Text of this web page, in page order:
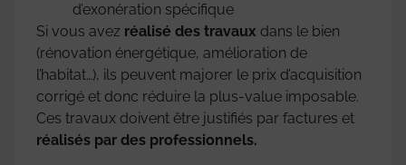
d’exonération spécifique
Si vous avez réalisé des travaux dans le bien
(rénovation énergétique, amélioration de
l’habitat…), ils peuvent majorer le prix d’acquisition
corrigé et donc réduire la plus-value imposable.
Ces travaux doivent être justifiés par factures et
réalisés par des professionnels.